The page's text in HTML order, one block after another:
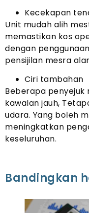
Kecekapan
Unit mudah alih
memastikan kos
dengan
pensijilan mesra
Ciri tambahan
Beberapa penyejuk
kawalan jauh,
udara. Yang boleh
meningkatkan
keseluruhan.
Bandingkan